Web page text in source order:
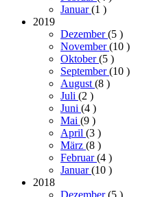
Januar(1 )
2019
Dezember(5 )
November(10 )
Oktober(5 )
September(10 )
August(8 )
Juli (2 )
Juni (4 )
Mai (9 )
April (3 )
März (8 )
Februar(4 )
Januar(10 )
2018